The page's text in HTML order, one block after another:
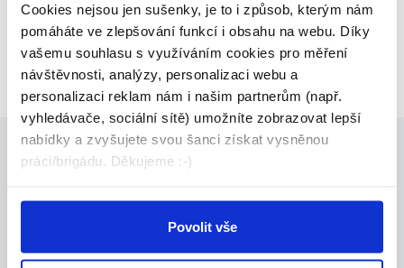
Cookies nejsou jen sušenky, je to i způsob, kterým nám
pomáháte ve zlepšování funkcí i obsahu na webu. Díky
vašemu souhlasu s využíváním cookies pro měření
návštěvnosti, analýzy, personalizaci webu a
personalizaci reklam nám i našim partnerům (např.
vyhledávače, sociální sítě) umožníte zobrazovat lepší
nabídky a zvyšujete svou šanci získat vysněnou
práci/brigádu. Děkujeme :-)
Povolit vše